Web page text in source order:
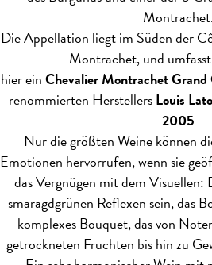
Montrachet.
Die Appellation liegt im Süden der
Montrachet, und
hier einChevalier Montrachet Grand
renommierten HerstellersLouis
2005
Nur die größten Weine können
Emotionen hervorrufen, wenn sie
das Vergnügen mit dem
smaragdgrünen Reflexen sein, das
komplexes Bouquet, das von
getrockneten Früchten bis hin zu